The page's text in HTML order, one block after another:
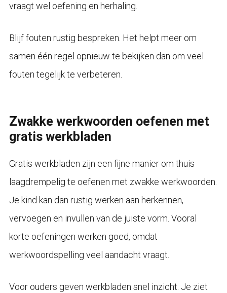
vraagt wel oefening en herhaling.
Blijf fouten rustig bespreken. Het helpt meer om
samen één regel opnieuw te bekijken dan om veel
fouten tegelijk te verbeteren.
Zwakke werkwoorden oefenen met
gratis werkbladen
Gratis werkbladen zijn een fijne manier om thuis
laagdrempelig te oefenen met zwakke werkwoorden.
Je kind kan dan rustig werken aan herkennen,
vervoegen en invullen van de juiste vorm. Vooral
korte oefeningen werken goed, omdat
werkwoordspelling veel aandacht vraagt.
Voor ouders geven werkbladen snel inzicht. Je ziet